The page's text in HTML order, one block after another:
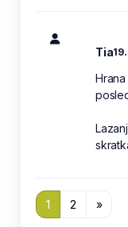
Tia
1 2 »